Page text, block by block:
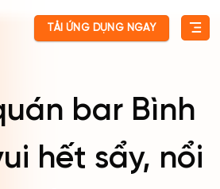
TẢI ỨNG DỤNG NGAY
bar Bình
hết sẩy, nổi